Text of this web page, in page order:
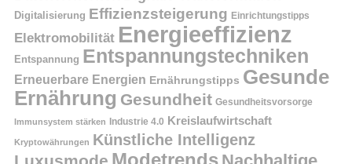
Digitalisierung Effizienzsteigerung Einrichtungstipps
Elektromobilität Energieeffizienz
Entspannung Entspannungstechniken
Erneuerbare Energien Ernährungstipps Gesunde
Ernährung Gesundheit Gesundheitsvorsorge
Immunsystem stärken Industrie 4.0 Kreislaufwirtschaft
Kryptowährungen Künstliche Intelligenz